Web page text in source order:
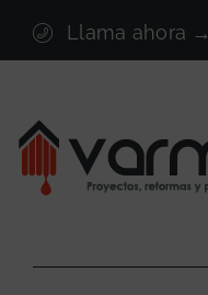
contenido
Llama ahora →
Sectores